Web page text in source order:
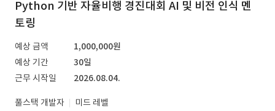
Python 기반 자율비행 경진대회 AI 및 비전 인식 멘
토링
예상 금액
1,000,000원
예상 기간
30일
근무 시작일
2026.08.04.
풀스택 개발자 미드 레벨